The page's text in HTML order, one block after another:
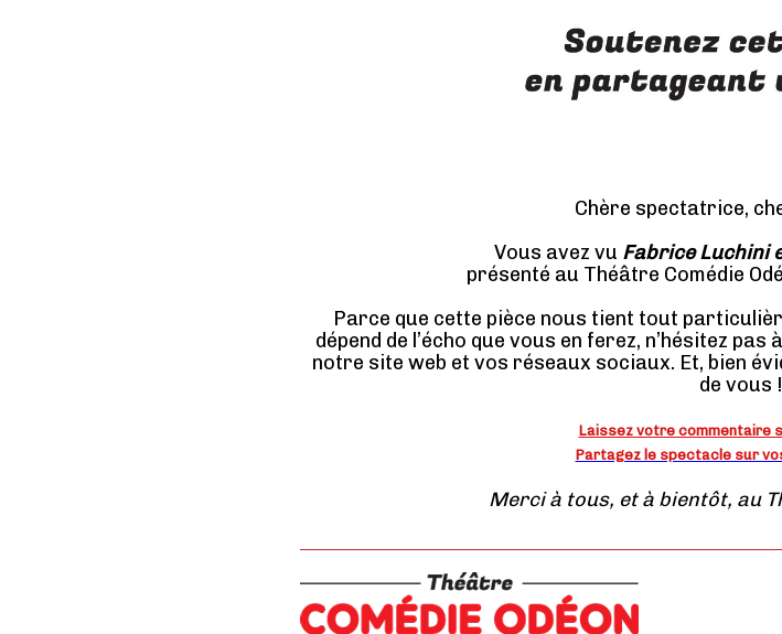
Chère spectatrice,
Vous avez vu Fabrice Luchini
présenté au Théâtre Comédie
Parce que cette pièce nous tient tout
dépend de l’écho que vous en ferez, n’hésitez
notre site web et vos réseaux sociaux. Et, bien
de vous !
Laissez votre commentaire
Partagez le spectacle sur
Merci à tous, et à bientôt, au